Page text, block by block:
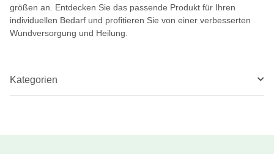
größen an. Entdecken Sie das passende Produkt für Ihren
individuellen Bedarf und profitieren Sie von einer verbesserten
Wundversorgung und Heilung.
Kategorien